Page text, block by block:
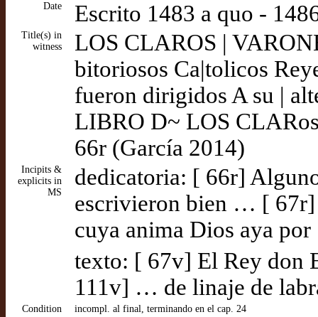
Date Escrito 1483 a quo -
Title(s) in
witness
LOS CLAROS |
bitoriosos Ca|tolicos
fueron dirigidos A su |
LIBRO D~ LOS
66r (García 2014)
Incipits &
explicits in
MS
dedicatoria: [ 66r]
escrivieron bien … [ 67r]
cuya anima Dios aya
texto: [ 67v] El Rey don
111v] … de linaje de
Condition
incompl. al final, terminando en el cap. 24